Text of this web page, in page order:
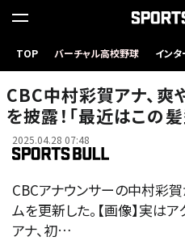
TOP バーチャル高校野球 インタ
CBC中村彩賀アナ、
を披露！「最近はこの
2025.04.28 07:48
CBCアナウンサーの中村彩
ムを更新した。【画像】実は
アナ、初…